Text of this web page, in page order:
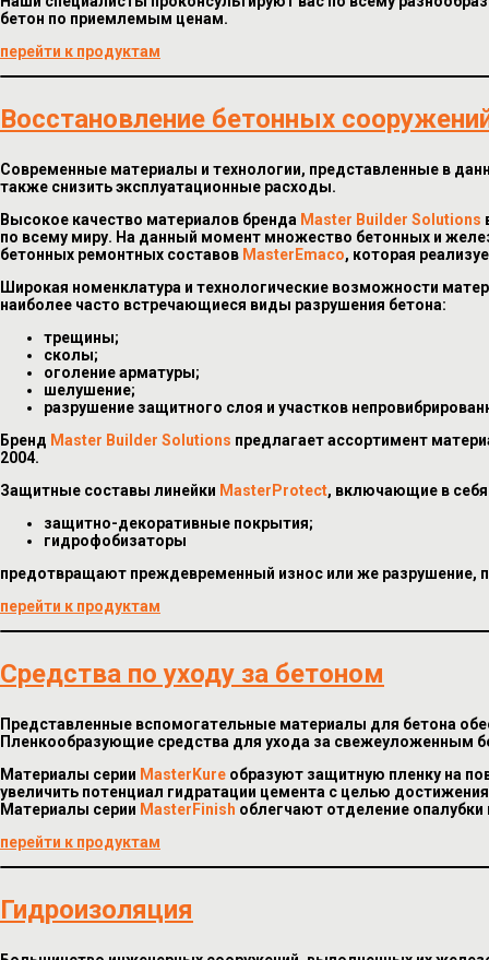
бетон по приемлемым ценам.
перейти к продуктам
Восстановление бетонных
Современные материалы и технологии, представленные в
также снизить эксплуатационные расходы.
Высокое качество материалов бренда Master Builder Solutions
по всему миру. На данный момент множество бетонных и
бетонных ремонтных составов MasterEmaco, которая
Широкая номенклатура и технологические возможности
наиболее часто встречающиеся виды разрушения бетона:
трещины;
сколы;
оголение арматуры;
шелушение;
разрушение защитного слоя и участков
Бренд Master Builder Solutions предлагает ассортимент
2004.
Защитные составы линейки MasterProtect, включающие в
защитно-декоративные покрытия;
гидрофобизаторы
предотвращают преждевременный износ или же
перейти к продуктам
Средства по уходу за бетоном
Представленные вспомогательные материалы для бетона
Пленкообразующие средства для ухода за свежеуложенным
Материалы серии MasterKure образуют защитную пленку на
увеличить потенциал гидратации цемента с целью
Материалы серии MasterFinish облегчают отделение
перейти к продуктам
Гидроизоляция